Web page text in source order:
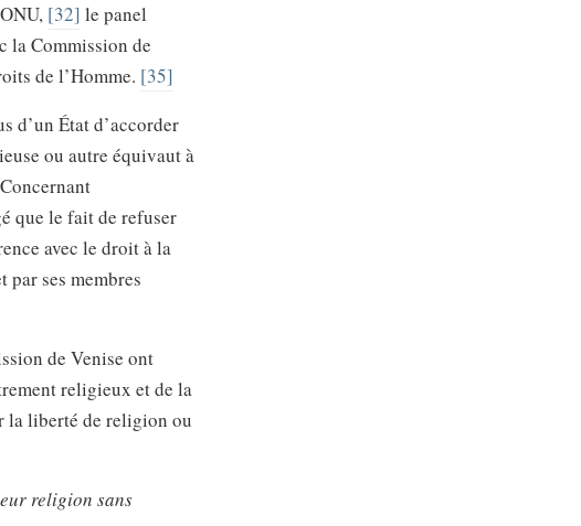
[32] le panel
la Commission de
de l’Homme. [35]
d’un État d’accorder
ou autre équivaut à
que le fait de refuser
avec le droit à la
ses membres
de Venise ont
religieux et de la
la liberté de religion ou
religion sans